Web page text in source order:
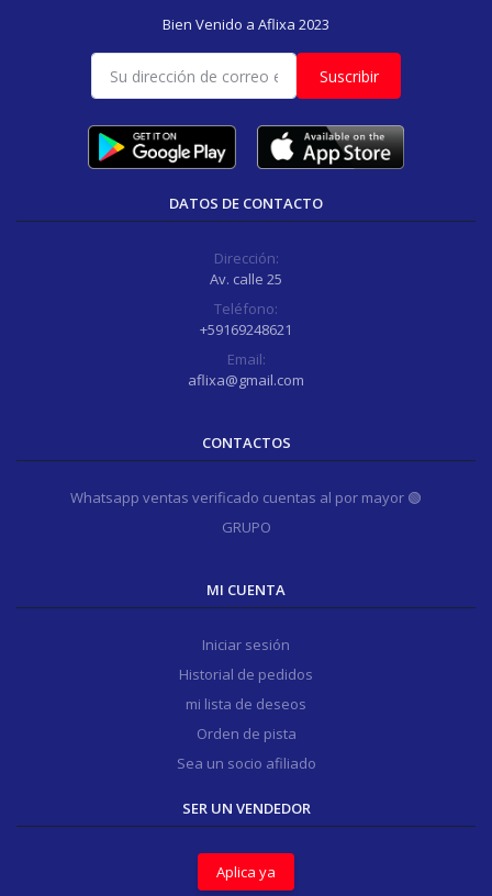
Bien Venido a Aflixa 2023
Suscribir
DATOS DE CONTACTO
Dirección:
Av. calle 25
Teléfono:
+59169248621
Email:
aflixa@gmail.com
CONTACTOS
Whatsapp ventas verificado cuentas al por mayor 🟢
GRUPO
MI CUENTA
Iniciar sesión
Historial de pedidos
mi lista de deseos
Orden de pista
Sea un socio afiliado
SER UN VENDEDOR
Aplica ya